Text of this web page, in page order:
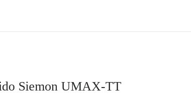
Siemon UMAX-TT